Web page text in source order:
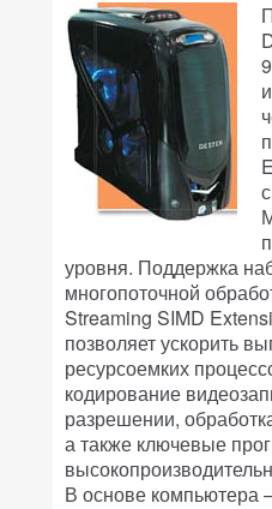
уровня. Поддержка
многопоточной
Streaming SIMD
позволяет ускорить
ресурсоемких
кодирование
разрешении,
а также ключевые
В основе компьютера